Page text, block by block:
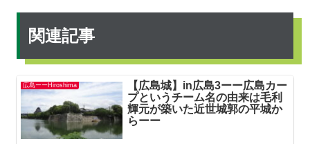
関連記事
広島ーーHiroshima
【広島城】in広島3ーー広島カー
プというチーム名の由来は毛利
輝元が築いた近世城郭の平城か
らーー